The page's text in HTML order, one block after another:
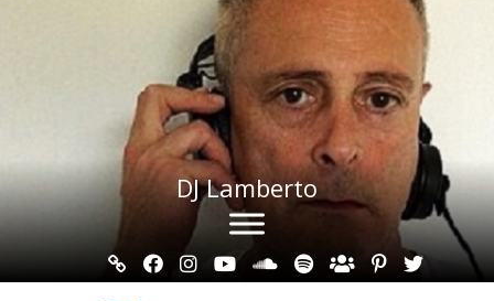
DJ Lamberto